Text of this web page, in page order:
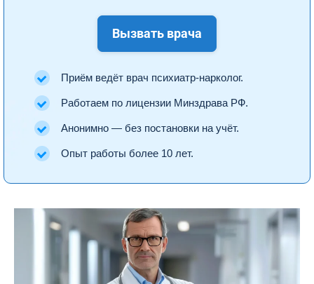
Вызвать врача
Приём ведёт врач психиатр-нарколог.
Работаем по лицензии Минздрава РФ.
Анонимно — без постановки на учёт.
Опыт работы более 10 лет.